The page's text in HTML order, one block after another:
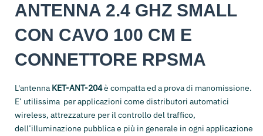
ANTENNA 2.4 GHZ SMALL
CON CAVO 100 CM E
CONNETTORE RPSMA
L'antenna KET-ANT-204è compatta ed a prova di manomissione.
E’ utilissima per applicazioni come distributori automatici
wireless, attrezzature per il controllo del traffico,
dell’illuminazione pubblica e più in generale in ogni applicazione